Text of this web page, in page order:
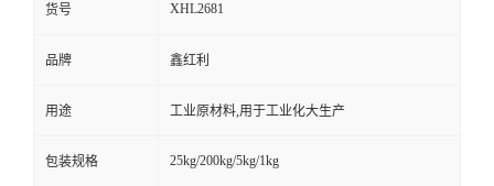
货号 XHL2681
品牌 鑫红利
用途 工业原材料,用于工业化大生产
包装规格 25kg/200kg/5kg/1kg